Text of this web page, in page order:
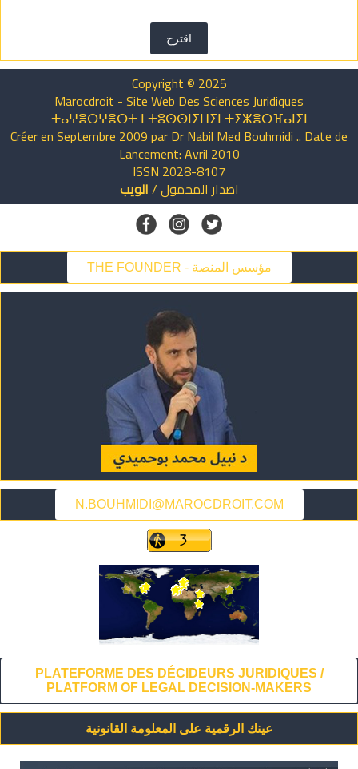
اقترح
Copyright © 2025
Marocdroit - Site Web Des Sciences Juridiques
ⵜⴰⵖⴻⵔⵖⴻⵔⵜ ⵏ ⵜⵓⵙⵙⵏⵉⵡⵉⵏ ⵜⵉⵣⴻⵔⴼⴰⵏⵉⵏ
Créer en Septembre 2009 par Dr Nabil Med Bouhmidi .. Date de
Lancement: Avril 2010
ISSN 2028-8107
اصدار المحمول/الويب
THE FOUNDER - مؤسس المنصة
N.BOUHMIDI@MAROCDROIT.COM
PLATEFORME DES DÉCIDEURS JURIDIQUES /
PLATFORM OF LEGAL DECISION-MAKERS
عينك الرقمية على المعلومة القانونية